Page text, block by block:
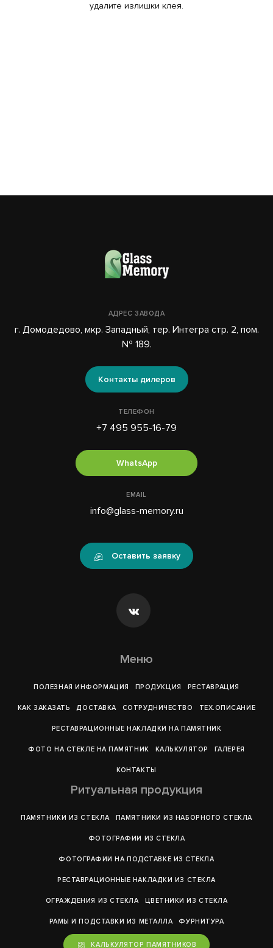
удалите излишки клея.
АДРЕС ЗАВОДА
г. Домодедово, мкр. Западный, тер. Интегра стр. 2, пом.
№ 189.
Контакты дилеров
ТЕЛЕФОН
+7 495 955-16-79
WhatsApp
EMAIL
info@glass-memory.ru
Оставить заявку
Меню
ПОЛЕЗНАЯ ИНФОРМАЦИЯ ПРОДУКЦИЯ РЕСТАВРАЦИЯ
КАК ЗАКАЗАТЬ ДОСТАВКА СОТРУДНИЧЕСТВО ТЕХ.ОПИСАНИЕ
РЕСТАВРАЦИОННЫЕ НАКЛАДКИ НА ПАМЯТНИК
ФОТО НА СТЕКЛЕ НА ПАМЯТНИК КАЛЬКУЛЯТОР ГАЛЕРEЯ
КОНТАКТЫ
Ритуальная продукция
ПАМЯТНИКИ ИЗ СТЕКЛА ПАМЯТНИКИ ИЗ НАБОРНОГО СТЕКЛА
ФОТОГРАФИИ ИЗ СТЕКЛА
ФОТОГРАФИИ НА ПОДСТАВКЕ ИЗ СТЕКЛА
РЕСТАВРАЦИОННЫЕ НАКЛАДКИ ИЗ СТЕКЛА
ОГРАЖДЕНИЯ ИЗ СТЕКЛА ЦВЕТНИКИ ИЗ СТЕКЛА
РАМЫ И ПОДСТАВКИ ИЗ МЕТАЛЛА ФУРНИТУРА
КАЛЬКУЛЯТОР ПАМЯТНИКОВ